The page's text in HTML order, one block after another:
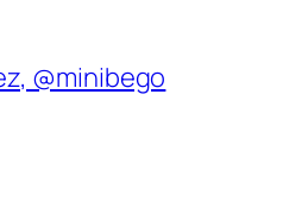
@minibego